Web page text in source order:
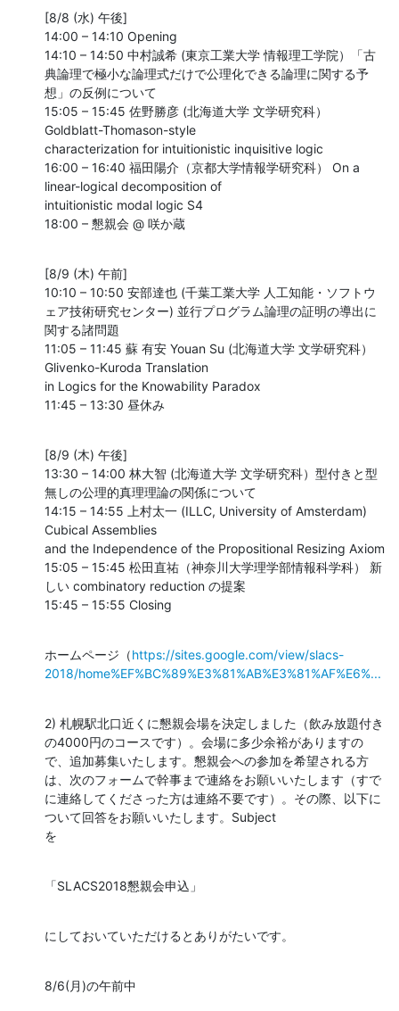
[8/8 (水) 午後]
14:00 – 14:10 Opening
14:10 – 14:50 中村誠希 (東京工業大学 情報理工学院）「古
典論理で極小な論理式だけで公理化できる論理に関する予
想」の反例について
15:05 – 15:45 佐野勝彦 (北海道大学 文学研究科）
Goldblatt-Thomason-style
characterization for intuitionistic inquisitive logic
16:00 – 16:40 福田陽介（京都大学情報学研究科） On a
linear-logical decomposition of
intuitionistic modal logic S4
18:00 – 懇親会 @ 咲か蔵
[8/9 (木) 午前]
10:10 – 10:50 安部達也 (千葉工業大学 人工知能・ソフトウ
ェア技術研究センター) 並行プログラム論理の証明の導出に
関する諸問題
11:05 – 11:45 蘇 有安 Youan Su (北海道大学 文学研究科）
Glivenko-Kuroda Translation
in Logics for the Knowability Paradox
11:45 – 13:30 昼休み
[8/9 (木) 午後]
13:30 – 14:00 林大智 (北海道大学 文学研究科）型付きと型
無しの公理的真理理論の関係について
14:15 – 14:55 上村太一 (ILLC, University of Amsterdam)
Cubical Assemblies
and the Independence of the Propositional Resizing Axiom
15:05 – 15:45 松田直祐（神奈川大学理学部情報科学科） 新
しい combinatory reduction の提案
15:45 – 15:55 Closing
ホームページ（https://sites.google.com/view/slacs-
2018/home%EF%BC%89%E3%81%AB%E3%81%AF%E6%...
2) 札幌駅北口近くに懇親会場を決定しました（飲み放題付き
の4000円のコースです）。会場に多少余裕がありますの
で、追加募集いたします。懇親会への参加を希望される方
は、次のフォームで幹事まで連絡をお願いいたします（すで
に連絡してくださった方は連絡不要です）。その際、以下に
ついて回答をお願いいたします。Subject
を
「SLACS2018懇親会申込」
にしておいていただけるとありがたいです。
8/6(月)の午前中